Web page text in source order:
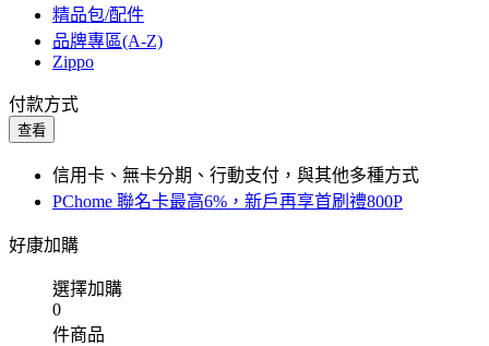
精品包/配件
品牌專區(A-Z)
Zippo
付款方式
查看
信用卡、無卡分期、行動支付，與其他多種方式
PChome 聯名卡最高6%，新戶再享首刷禮800P
好康加購
選擇加購
0
件商品